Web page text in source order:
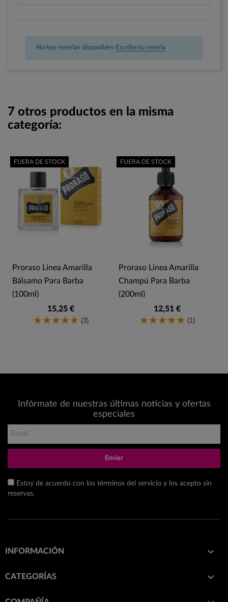
No hay reseñas disponibles Escribe tu reseña
7 otros productos en la misma
categoría:
Proraso Linea Amarilla
Bálsamo Para Barba
(100ml)
15,25 €
(3)
FUERA DE STOCK
Proraso Linea Amarilla
Champú Para Barba
(200ml)
12,51 €
(1)
FUERA DE STOCK
Infórmate de nuestras últimas noticias y ofertas
especiales
Enviar
Estoy de acuerdo con los términos del servicio y los acepto sin
reservas.
INFORMACIÓN 
CATEGORÍAS 